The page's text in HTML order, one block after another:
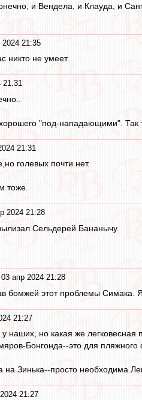
и Вендела, и Клауда, и
2024 21:35
никто не умеет
21:31
"под-нападающими". Так
21:31
голевых почти нет.
тоже.
2024 21:28
Сельдерей Бананычу.
апр 2024 21:28
бомжей этот проблемы Симака.
21:27
наших, но какая же легковесная
Бонгонда--это для пляжного
на Зинька--просто
21:27